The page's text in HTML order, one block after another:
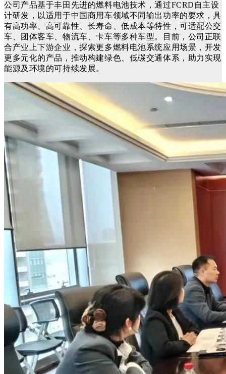
公司产品基于丰田先进的燃料电池技术，通过FCRD自主设
计研发，以适用于中国商用车领域不同输出功率的要求，具
有高功率、高可靠性、长寿命、低成本等特性，可适配公交
车、团体客车、物流车、卡车等多种车型。
目前，公司正联
合产业上下游企业，探索更多燃料电池系统应用场景，开发
更多元化的产品，推动构建绿色、低碳交通体系，助力实现
能源及环境的可持续发展。